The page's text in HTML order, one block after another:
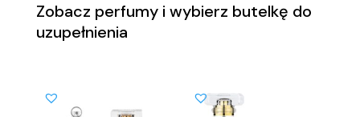
Zobacz perfumy i wybierz butelkę do
uzupełnienia